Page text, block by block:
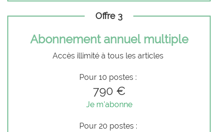
Offre 3
Abonnement annuel multiple
Accès illimité à tous les articles
Pour 10 postes :
790 €
Je m'abonne
Pour 20 postes :